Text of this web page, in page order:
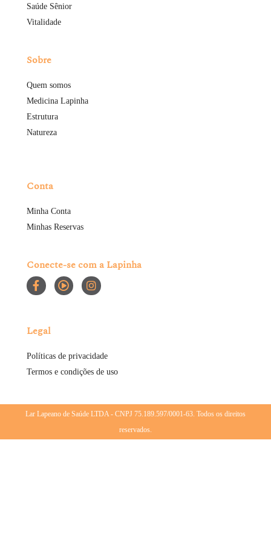
Saúde Sênior
Vitalidade
Sobre
Quem somos
Medicina Lapinha
Estrutura
Natureza
Conta
Minha Conta
Minhas Reservas
Conecte-se com a Lapinha
Legal
Políticas de privacidade
Termos e condições de uso
Lar Lapeano de Saúde LTDA - CNPJ 75.189.597/0001-63. Todos os direitos
reservados.